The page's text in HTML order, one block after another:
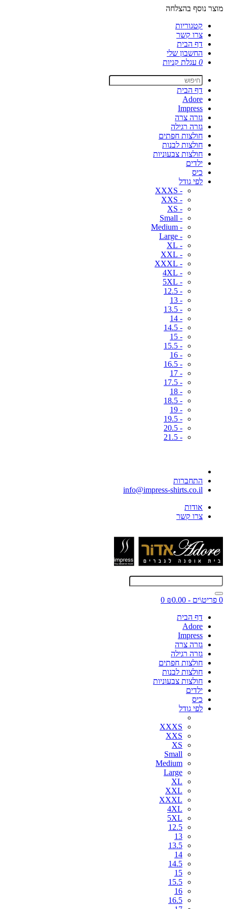
מוצר נוסף בהצלחה
קטגוריות
צרו קשר
דף הבית
החשבון שלי
0 עגלת קניות
דף הבית
Adore
Impress
גזרה צרה
גזרה רגילה
חולצות חפתים
חולצות לבנות
חולצות צבעוניות
ילדים
כיס
לפי גודל
- XXXS
- XXS
- XS
- Small
- Medium
- Large
- XL
- XXL
- XXXL
- 4XL
- 5XL
- 12.5
- 13
- 13.5
- 14
- 14.5
- 15
- 15.5
- 16
- 16.5
- 17
- 17.5
- 18
- 18.5
- 19
- 19.5
- 20.5
- 21.5
התחברות
info@impress-shirts.co.il
אודות
צרו קשר
0 פריט\ים - ₪0.00
0
דף הבית
Adore
Impress
גזרה צרה
גזרה רגילה
חולצות חפתים
חולצות לבנות
חולצות צבעוניות
ילדים
כיס
לפי גודל
XXXS
XXS
XS
Small
Medium
Large
XL
XXL
XXXL
4XL
5XL
12.5
13
13.5
14
14.5
15
15.5
16
16.5